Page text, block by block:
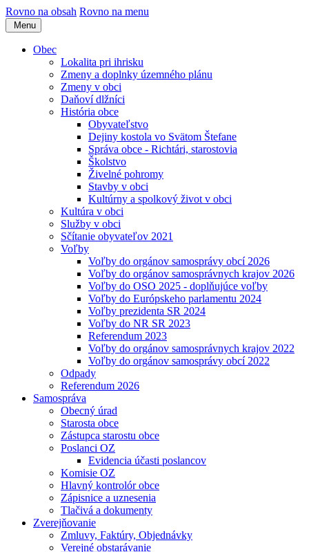
Rovno na obsah Rovno na menu
Menu
Obec
Lokalita pri ihrisku
Zmeny a doplnky územného plánu
Zmeny v obci
Daňoví dlžníci
História obce
Obyvateľstvo
Dejiny kostola vo Svätom Štefane
Správa obce - Richtári, starostovia
Školstvo
Živelné pohromy
Stavby v obci
Kultúrny a spolkový život v obci
Kultúra v obci
Služby v obci
Sčítanie obyvateľov 2021
Voľby
Voľby do orgánov samosprávy obcí 2026
Voľby do orgánov samosprávnych krajov 2026
Voľby do OSO 2025 - doplňujúce voľby
Voľby do Európskeho parlamentu 2024
Voľby prezidenta SR 2024
Voľby do NR SR 2023
Referendum 2023
Voľby do orgánov samosprávnych krajov 2022
Voľby do orgánov samosprávy obcí 2022
Odpady
Referendum 2026
Samospráva
Obecný úrad
Starosta obce
Zástupca starostu obce
Poslanci OZ
Evidencia účasti poslancov
Komisie OZ
Hlavný kontrolór obce
Zápisnice a uznesenia
Tlačivá a dokumenty
Zverejňovanie
Zmluvy, Faktúry, Objednávky
Verejné obstarávanie